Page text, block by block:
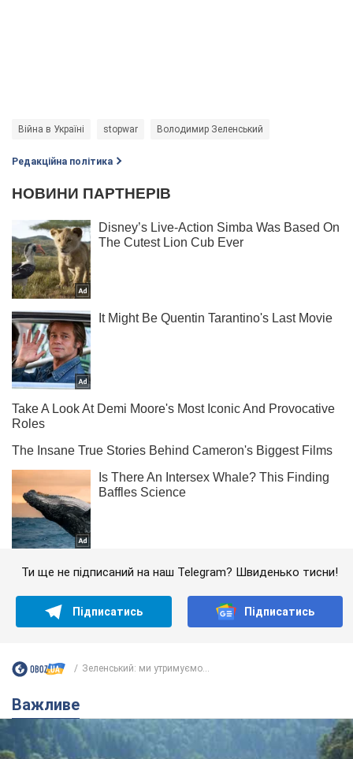
Війна в Україні stopwar Володимир Зеленський
Редакційна політика
Ти ще не підписаний на наш Telegram? Швиденько тисни!
Підписатись Підписатись
Зеленський: ми утримуємо...
Важливе